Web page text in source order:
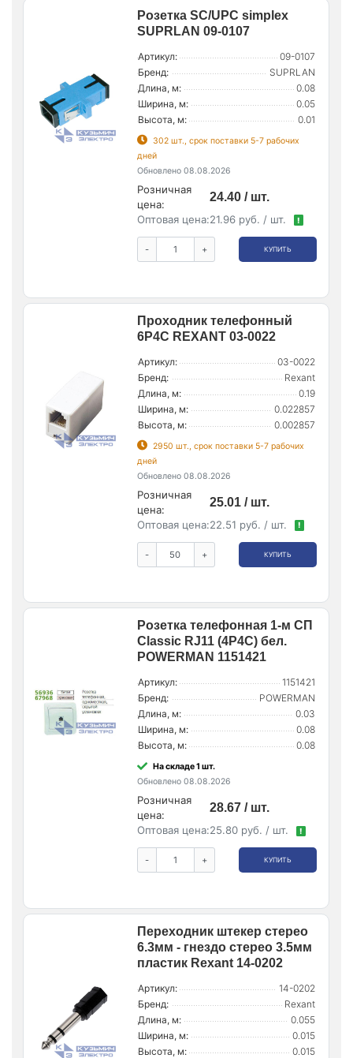
Розетка SC/UPC simplex
SUPRLAN 09-0107
Артикул:
09-0107
Бренд:
SUPRLAN
Длина, м:
0.08
Ширина, м:
0.05
Высота, м:
0.01
302 шт., срок поставки 5-7 рабочих
дней
Обновлено 08.08.2026
Розничная
цена:
24.40 / шт.
Оптовая цена:21.96 руб. / шт. !
- + КУПИТЬ
Проходник телефонный
6Р4С REXANT 03-0022
Артикул:
03-0022
Бренд:
Rexant
Длина, м:
0.19
Ширина, м:
0.022857
Высота, м:
0.002857
2950 шт., срок поставки 5-7 рабочих
дней
Обновлено 08.08.2026
Розничная
цена:
25.01 / шт.
Оптовая цена:22.51 руб. / шт. !
- + КУПИТЬ
Розетка телефонная 1-м СП
Classic RJ11 (4P4C) бел.
POWERMAN 1151421
Артикул:
1151421
Бренд:
POWERMAN
Длина, м:
0.03
Ширина, м:
0.08
Высота, м:
0.08
На складе 1 шт.
Обновлено 08.08.2026
Розничная
цена:
28.67 / шт.
Оптовая цена:25.80 руб. / шт. !
- + КУПИТЬ
Переходник штекер стерео
6.3мм - гнездо стерео 3.5мм
пластик Rexant 14-0202
Артикул:
14-0202
Бренд:
Rexant
Длина, м:
0.055
Ширина, м:
0.015
Высота, м:
0.015